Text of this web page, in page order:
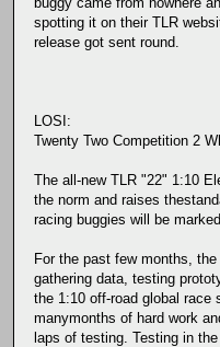
spotting it on their TLR
release got sent round.
LOSI:
Twenty Two Competition 2
The all-new TLR "22" 1:10
the norm and raises
racing buggies will be
For the past few months,
gathering data, testing
the 1:10 off-road global
manymonths of hard work
laps of testing. Testing in